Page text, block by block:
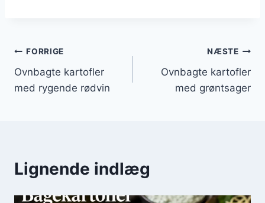
Indlægsnavigation
FORRIGE
Ovnbagte kartofler
med rygende rødvin
NÆSTE
Ovnbagte kartofler
med grøntsager
Lignende indlæg